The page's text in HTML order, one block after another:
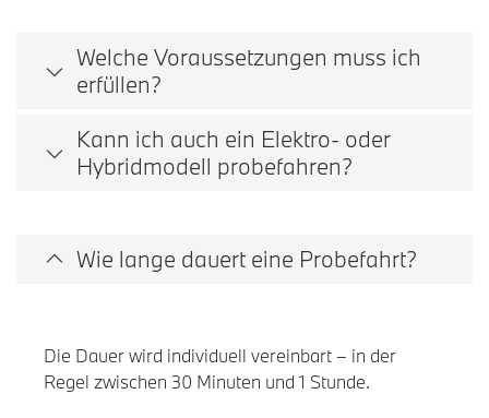
Welche Voraussetzungen muss ich
erfüllen?
Kann ich auch ein Elektro- oder
Hybridmodell probefahren?
Wie lange dauert eine Probefahrt?
Die Dauer wird individuell vereinbart – in der
Regel zwischen 30 Minuten und 1 Stunde.